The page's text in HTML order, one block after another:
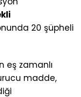
20 şüpheli
eş zamanlı
madde,